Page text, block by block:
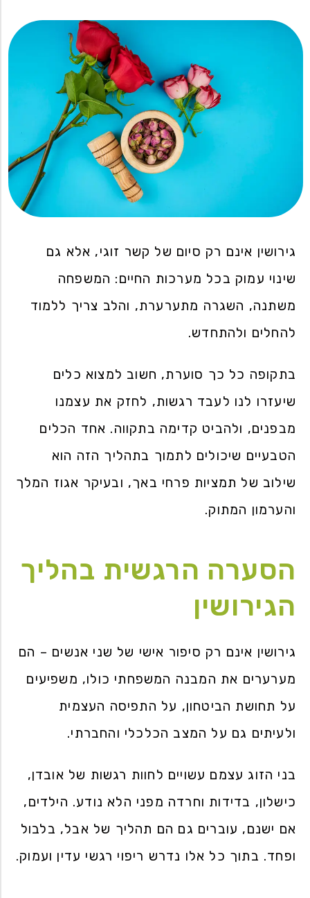
גירושין אינם רק סיום של קשר זוגי, אלא גם
שינוי עמוק בכל מערכות החיים: המשפחה
משתנה, השגרה מתערערת, והלב צריך ללמוד
להחלים ולהתחדש.
בתקופה כל כך סוערת, חשוב למצוא כלים
שיעזרו לנו לעבד רגשות, לחזק את עצמנו
מבפנים, ולהביט קדימה בתקווה. אחד הכלים
הטבעיים שיכולים לתמוך בתהליך הזה הוא
שילוב של תמציות פרחי באך, ובעיקר אגוז המלך
והערמון המתוק.
הסערה הרגשית בהליך
הגירושין
גירושין אינם רק סיפור אישי של שני אנשים – הם
מערערים את המבנה המשפחתי כולו, משפיעים
על תחושת הביטחון, על התפיסה העצמית
ולעיתים גם על המצב הכלכלי והחברתי.
בני הזוג עצמם עשויים לחוות רגשות של אובדן,
כישלון, בדידות וחרדה מפני הלא נודע. הילדים,
אם ישנם, עוברים גם הם תהליך של אבל, בלבול
ופחד. בתוך כל אלו נדרש ריפוי רגשי עדין ועמוק.